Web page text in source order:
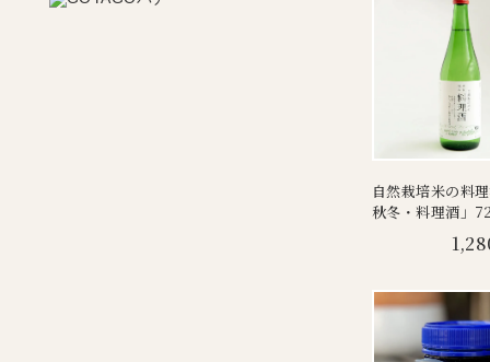
自然栽培米の料
秋冬・料理酒」